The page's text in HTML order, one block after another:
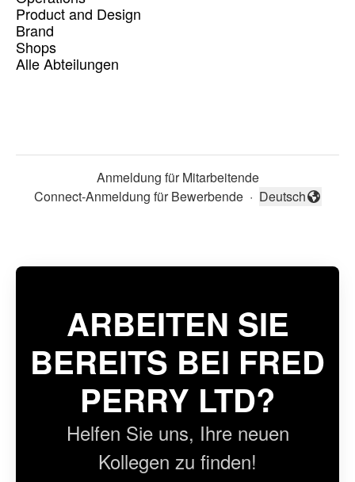
Product and Design
Brand
Shops
Alle Abteilungen
Anmeldung für Mitarbeitende
Connect-Anmeldung für Bewerbende · Sprache ändern
Deutsch
ARBEITEN SIE
BEREITS BEI FRED
PERRY LTD?
Helfen Sie uns, Ihre neuen
Kollegen zu finden!